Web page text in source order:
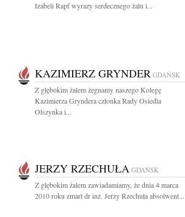
Izabeli Rapf wyrazy serdecznego żalu i...
KAZIMIERZ GRYNDER GDAŃSK
Z głębokim żalem żegnamy naszego Kolegę
Kazimierza Gryndera członka Rady Osiedla
Olszynka i...
JERZY RZECHUŁA GDAŃSK
Z głębokim żalem zawiadamiamy, że dnia 4 marca
2010 roku zmarł dr inż. Jerzy Rzechuła absolwent...